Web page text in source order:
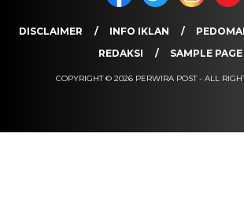
DISCLAIMER INFO IKLAN
REDAKSI
SAMPLE PAGE
COPYRIGHT © 2026 PERWIRA POST - ALL